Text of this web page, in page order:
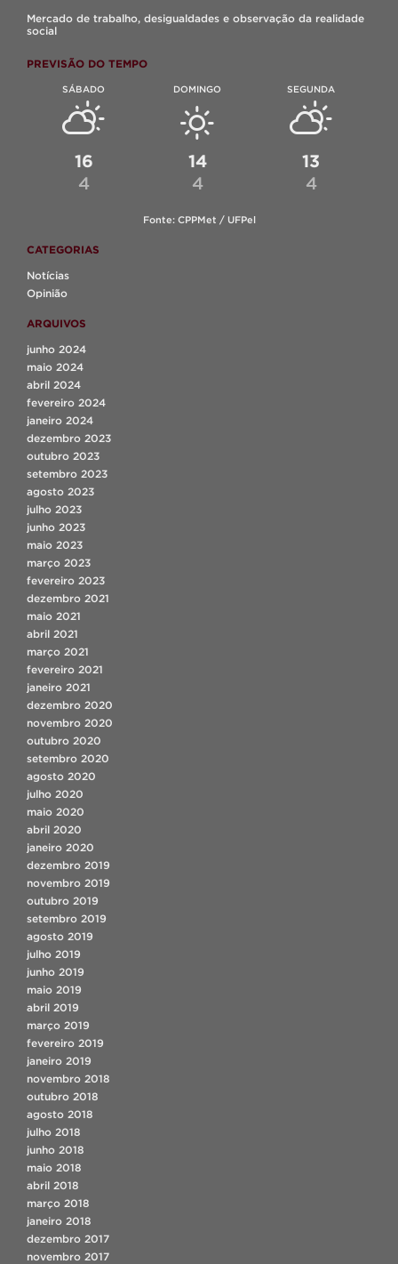
Mercado de trabalho, desigualdades e observação da realidade
social
PREVISÃO DO TEMPO
SÁBADO
16
4
DOMINGO
14
4
SEGUNDA
13
4
Fonte: CPPMet / UFPel
CATEGORIAS
Notícias
Opinião
ARQUIVOS
junho 2024
maio 2024
abril 2024
fevereiro 2024
janeiro 2024
dezembro 2023
outubro 2023
setembro 2023
agosto 2023
julho 2023
junho 2023
maio 2023
março 2023
fevereiro 2023
dezembro 2021
maio 2021
abril 2021
março 2021
fevereiro 2021
janeiro 2021
dezembro 2020
novembro 2020
outubro 2020
setembro 2020
agosto 2020
julho 2020
maio 2020
abril 2020
janeiro 2020
dezembro 2019
novembro 2019
outubro 2019
setembro 2019
agosto 2019
julho 2019
junho 2019
maio 2019
abril 2019
março 2019
fevereiro 2019
janeiro 2019
novembro 2018
outubro 2018
agosto 2018
julho 2018
junho 2018
maio 2018
abril 2018
março 2018
janeiro 2018
dezembro 2017
novembro 2017